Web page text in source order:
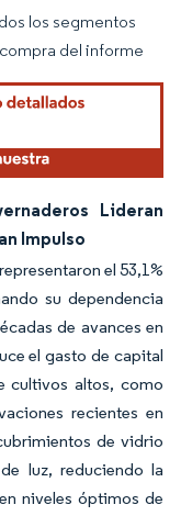
según CC BY 4.0.
los segmentos
del informe
Lideran
Impulso
el 53,1%
su dependencia
de avances en
el gasto de capital
cultivos altos, como
recientes en
de vidrio
luz, reduciendo la
niveles óptimos de